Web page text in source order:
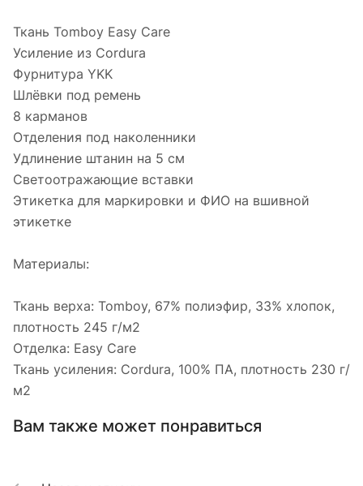
Ткань Tomboy Easy Care
Усиление из Cordura
Фурнитура YKK
Шлёвки под ремень
8 карманов
Отделения под наколенники
Удлинение штанин на 5 см
Светоотражающие вставки
Этикетка для маркировки и ФИО на вшивной
этикетке
Материалы:
Ткань верха: Tomboy, 67% полиэфир, 33% хлопок,
плотность 245 г/м2
Отделка: Easy Care
Ткань усиления: Cordura, 100% ПА, плотность 230 г/
м2
Вам также может понравиться